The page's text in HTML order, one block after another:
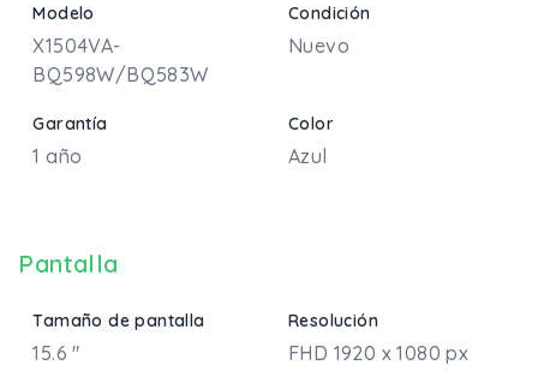
Modelo
X1504VA-
BQ598W/BQ583W
Condición
Nuevo
Garantía
1 año
Color
Azul
Pantalla
Tamaño de pantalla
15.6 "
Resolución
FHD 1920 x 1080 px